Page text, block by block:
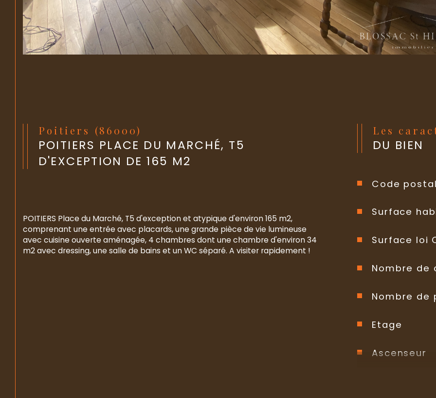
Poitiers (86000)
POITIERS PLACE DU MARCHÉ, T5
D'EXCEPTION DE 165 M2
POITIERS Place du Marché, T5 d'exception et atypique d'environ 165 m2,
comprenant une entrée avec placards, une grande pièce de vie lumineuse
avec cuisine ouverte aménagée, 4 chambres dont une chambre d'environ 34
m2 avec dressing, une salle de bains et un WC séparé. A visiter rapidement !
Les
DU BIEN
Code postal
Surface
Surface loi
Nombre de
Nombre de
Etage
Ascenseur